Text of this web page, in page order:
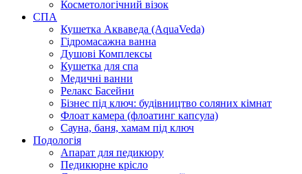
Косметологічний візок
СПА
Кушетка Акваведа (AquaVeda)
Гідромасажна ванна
Душові Комплексы
Кушетка для спа
Медичні ванни
Релакс Басейни
Бізнес під ключ: будівництво соляних кімнат
Флоат камера (флоатинг капсула)
Сауна, баня, хамам під ключ
Подологія
Апарат для педикюру
Педикюрне крісло